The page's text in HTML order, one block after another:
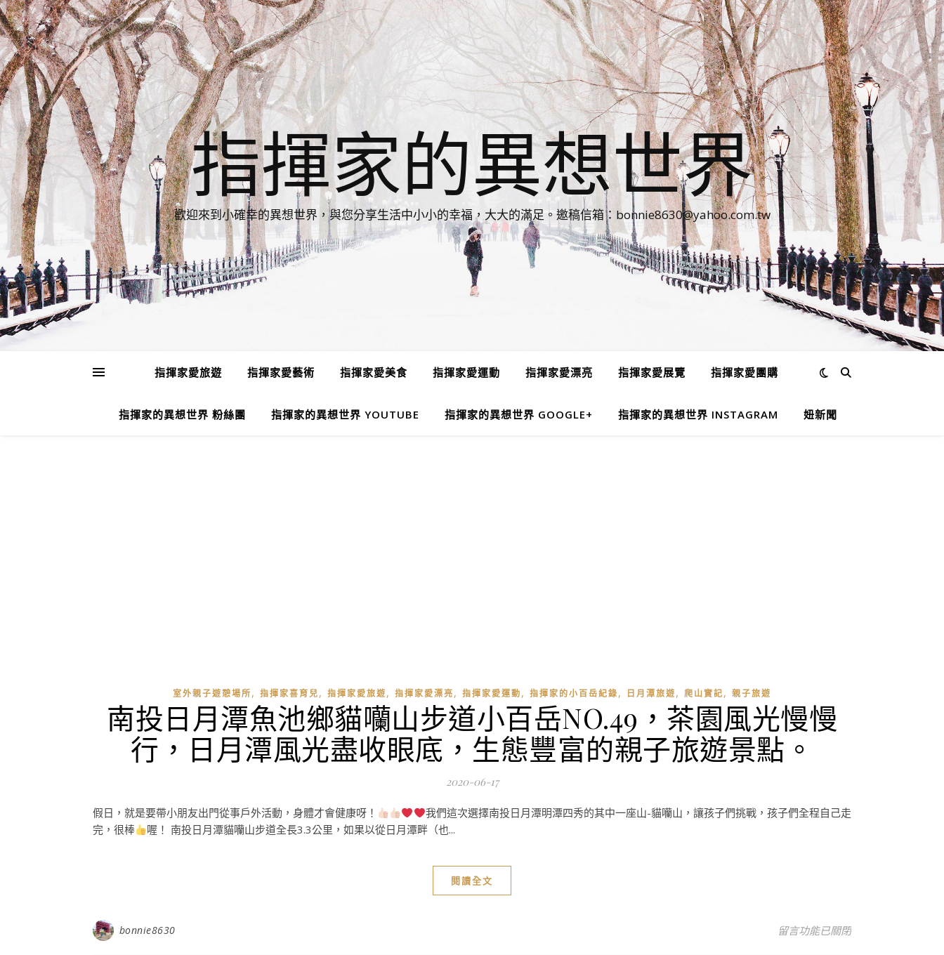
指揮家的異想世界
歡迎來到小確幸的異想世界，與您分享生活中小小的幸福，大大的滿足。邀稿信箱：bonnie8630@yahoo.com.tw
指揮家愛旅遊 指揮家愛藝術 指揮家愛美食 指揮家愛運動 指揮家愛漂亮 指揮家愛展覽 指揮家愛團購
指揮家的異想世界 粉絲團 指揮家的異想世界 YOUTUBE 指揮家的異想世界 GOOGLE+ 指揮家的異想世界 INSTAGRAM 妞新聞
室外親子遊憩場所, 指揮家喜育兒, 指揮家愛旅遊, 指揮家愛漂亮, 指揮家愛運動, 指揮家的小百岳紀錄, 日月潭旅遊, 爬山實記, 親子旅遊
南投日月潭魚池鄉貓囒山步道小百岳NO.49，茶園風光慢慢
行，日月潭風光盡收眼底，生態豐富的親子旅遊景點。
2020-06-17
假日，就是要帶小朋友出門從事戶外活動，身體才會健康呀！
我們這次選擇南投日月潭明潭四秀的其中一座山-貓囒山，讓孩子們挑戰，孩子們全程自己走
完，很棒
喔！ 南投日月潭貓囒山步道全長3.3公里，如果以從日月潭畔（也...
閱讀全文
bonnie8630 在〈南投日月潭魚池鄉貓囒山步道
留言功能已關閉